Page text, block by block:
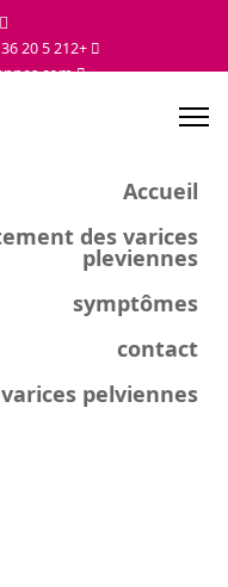
+212 5 20 36 55 66
Accueil
des varices
pleviennes
symptômes
contact
varices pelviennes